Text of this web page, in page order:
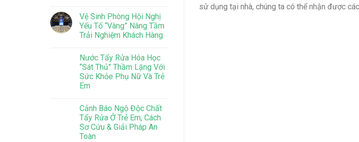
Vệ Sinh Phòng Hội Nghị
Yếu Tố “Vàng” Nâng Tầm
Trải Nghiệm Khách Hàng
Nước Tẩy Rửa Hóa Học
“Sát Thủ” Thầm Lặng Với
Sức Khỏe Phụ Nữ Và Trẻ
Em
Cảnh Báo Ngộ Độc Chất
Tẩy Rửa Ở Trẻ Em, Cách
Sơ Cứu & Giải Pháp An
Toàn
sử dụng tại nhà, chúng ta có thể nhận được